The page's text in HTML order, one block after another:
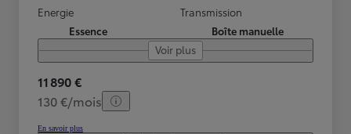
Energie
Essence
Transmission
Boîte manuelle
Voir plus
11 890 €
130 €/mois
En savoir plus